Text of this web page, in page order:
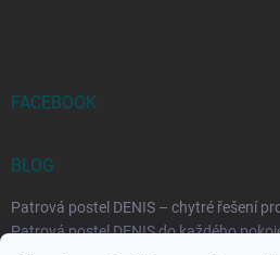
FACEBOOK
BLOG
Patrová postel DENIS – chytré řešení
Patrová postel DENIS do každého